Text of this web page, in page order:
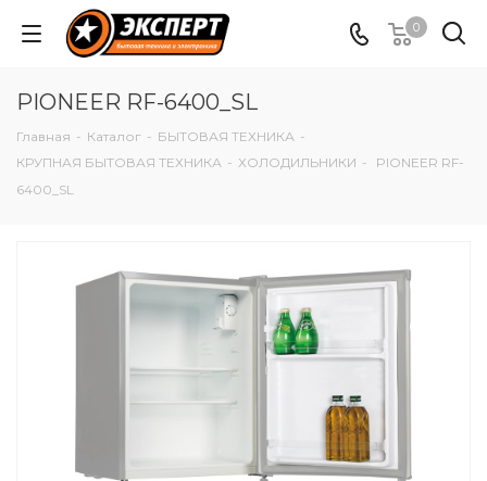
0
PIONEER RF-6400_SL
Главная - Каталог - БЫТОВАЯ ТЕХНИКА -
КРУПНАЯ БЫТОВАЯ ТЕХНИКА - ХОЛОДИЛЬНИКИ -
PIONEER RF-
6400_SL